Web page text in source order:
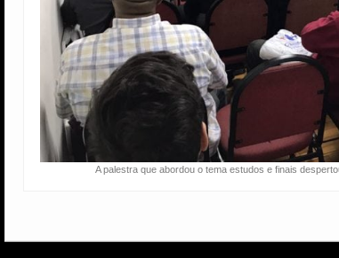
A palestra que abordou o tema estudos e finais